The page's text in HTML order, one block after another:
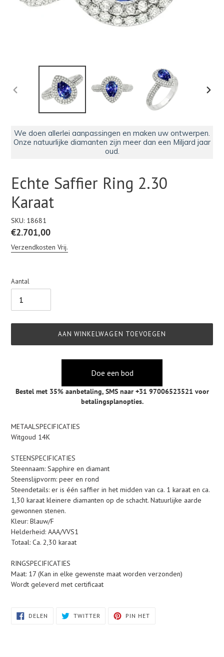
We doen allerlei aanpassingen en maken uw ontwerpen.
Onze natuurlijke diamanten zijn meer dan een Miljard jaar
oud.
Echte Saffier Ring 2.30
Karaat
SKU: 18681
Normale
prijs
€2.701,00
Verzendkosten Vrij.
Aantal
AAN WINKELWAGEN TOEVOEGEN
Doe een bod
Bestel met 35% aanbetaling, SMS naar +31 97006523521 voor
betalingsplanopties.
toegevoegen
aan
winkelwagen
METAALSPECIFICATIES
Witgoud 14K
STEENSPECIFICATIES
Steennaam: Sapphire en diamant
Steenslijpvorm: peer en rond
Steendetails: er is één saffier in het midden van ca. 1 karaat en ca.
1,30 karaat kleinere diamanten op de schacht. Natuurlijke aarde
gewonnen stenen.
Kleur: Blauw/F
Helderheid: AAA/VVS1
Totaal: Ca. 2,30 karaat
RINGSPECIFICATIES
Maat: 17 (Kan in elke gewenste maat worden verzonden)
Wordt geleverd met certificaat
DELEN DELEN
TWITTER TWITTEREN
OP
PIN HET